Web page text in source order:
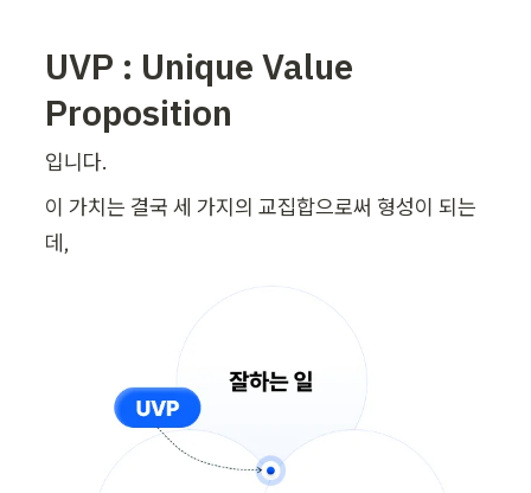
UVP : Unique Value
Proposition
입니다.
이 가치는 결국 세 가지의 교집합으로써 형성이 되는
데,